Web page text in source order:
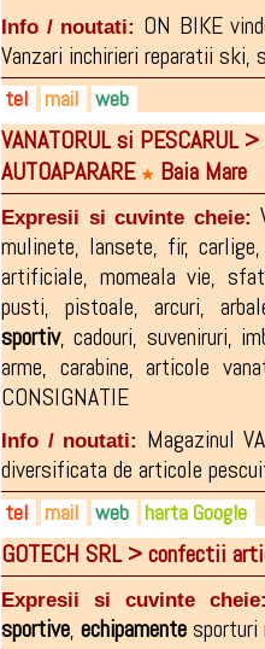
Info / noutati: ON BIKE
Vanzari inchirieri reparatii ski,
tel
0722-771.267
0758-585.178
mail
conceptfly@yahoo.com
web
bike-ski.ro
www.facebook.com/
www.facebook.com/
VANATORUL si PESCARUL
AUTOAPARARE ★ Baia Mare
Expresii si cuvinte cheie:
mulinete, lansete, fir, carlige
artificiale, momeala vie,
pusti, pistoale, arcuri,
sportiv,cadouri, suveniruri,
arme, carabine,articole
CONSIGNATIE
Info / noutati: Magazinul
diversificata de articole
tel
0749-087.957
0362-802.745
mail web
turnatorie-clopote.ro
facebook.com/pages/
harta Google
GOTECH SRL > confectii
Expresii si cuvinte
sportive, echipamente sporturi